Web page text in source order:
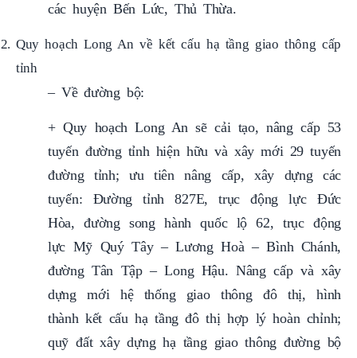
các huyện Bến Lức, Thủ Thừa.
Quy hoạch Long An về kết cấu hạ tầng giao thông cấp
tỉnh
– Về đường bộ:
+ Quy hoạch Long An sẽ cải tạo, nâng cấp 53
tuyến đường tỉnh hiện hữu và xây mới 29 tuyến
đường tỉnh; ưu tiên nâng cấp, xây dựng các
tuyến: Đường tỉnh 827E, trục động lực Đức
Hòa, đường song hành quốc lộ 62, trục động
lực Mỹ Quý Tây – Lương Hoà – Bình Chánh,
đường Tân Tập – Long Hậu. Nâng cấp và xây
dựng mới hệ thống giao thông đô thị, hình
thành kết cấu hạ tầng đô thị hợp lý hoàn chỉnh;
quỹ đất xây dựng hạ tầng giao thông đường bộ